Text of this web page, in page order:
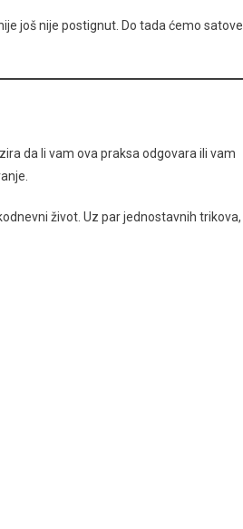
još nije postignut. Do tada ćemo satove
da li vam ova praksa odgovara ili vam
život. Uz par jednostavnih trikova,